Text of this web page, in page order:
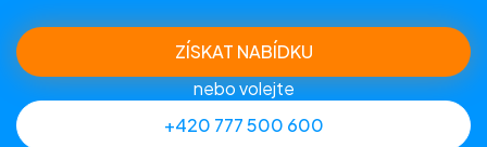
ZÍSKAT NABÍDKU
nebo volejte
+420 777 500 600